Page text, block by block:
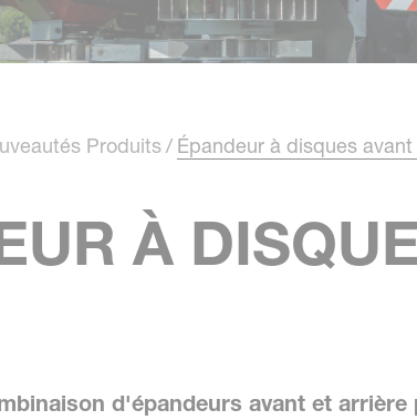
Produits Épandeur à disques avant
À
d'épandeurs avant et